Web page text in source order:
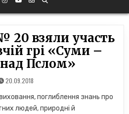
20 взяли участь
грі «Суми –
Пслом»
20.09.2018
поглиблення знань про
людей, природні й